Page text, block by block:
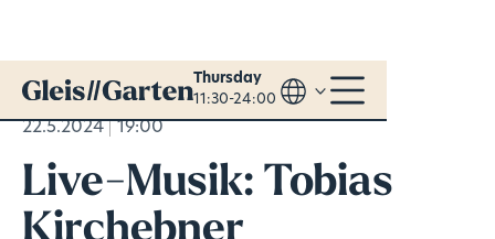
Thursday
11:30-24:00
22.5.2024 19:00
Live-Musik: Tobias